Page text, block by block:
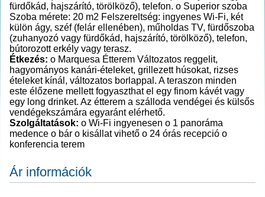
fürdőkád, hajszárító, törölköző), telefon. o Superior szoba
Szoba mérete: 20 m2 Felszereltség: ingyenes Wi-Fi, két
külön ágy, széf (felár ellenében), műholdas TV, fürdőszoba
(zuhanyozó vagy fürdőkád, hajszárító, törölköző), telefon,
bútorozott erkély vagy terasz.
Étkezés: o Marquesa Étterem Változatos reggelit,
hagyományos kanári-ételeket, grillezett húsokat, rizses
ételeket kínál, változatos borlappal. A teraszon minden
este élőzene mellett fogyaszthat el egy finom kávét vagy
egy long drinket. Az étterem a szálloda vendégei és külsős
vendégekszámára egyaránt elérhető.
Szolgáltatások: o Wi-Fi ingyenesen o 1 panoráma
medence o bár o kisállat vihető o 24 órás recepció o
konferencia terem
Ár információk